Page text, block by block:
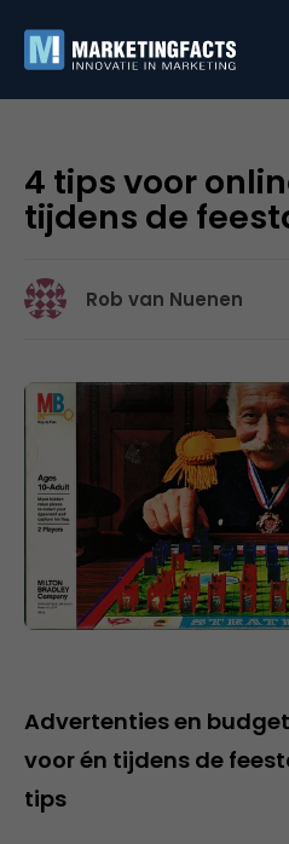
4 tips voor
tijdens de
Rob van Nuenen
Advertenties en
voor én tijdens de
tips